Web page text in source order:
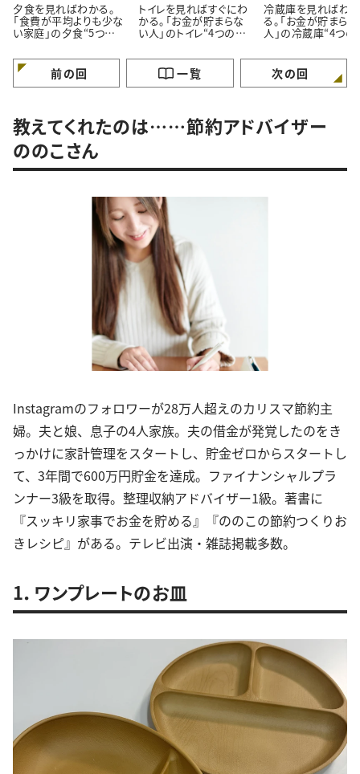
夕食を見ればわかる。
「食費が平均よりも少な
い家庭」の夕食“5つの
トイレを見ればすぐにわ
かる。「お金が貯まらな
い人」のトイレ“4つの特
冷蔵庫を見ればわか
る。「お金が貯まら
人」の冷蔵庫“4つの
前の回 一覧 次の回
教えてくれたのは……節約アドバイザー
ののこさん
Instagramのフォロワーが28万人超えのカリスマ節約主
婦。夫と娘、息子の4人家族。夫の借金が発覚したのをき
っかけに家計管理をスタートし、貯金ゼロからスタートし
て、3年間で600万円貯金を達成。ファイナンシャルプラ
ンナー3級を取得。整理収納アドバイザー1級。著書に
『スッキリ家事でお金を貯める』『ののこの節約つくりお
きレシピ』がある。テレビ出演・雑誌掲載多数。
1．ワンプレートのお皿